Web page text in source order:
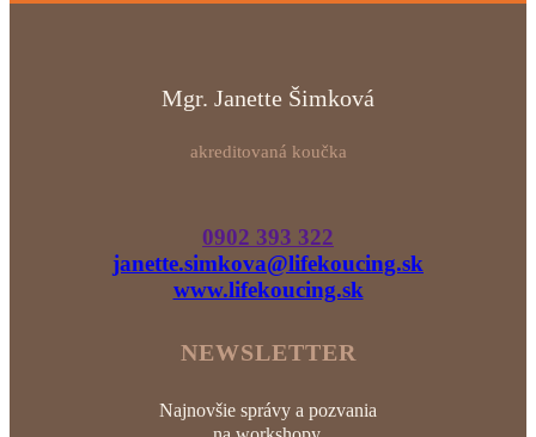
Mgr. Janette Šimková
akreditovaná koučka
0902 393 322
janette.simkova@lifekoucing.sk
www.lifekoucing.sk
NEWSLETTER
Najnovšie správy a pozvania